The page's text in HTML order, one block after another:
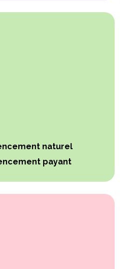
naturel
payant